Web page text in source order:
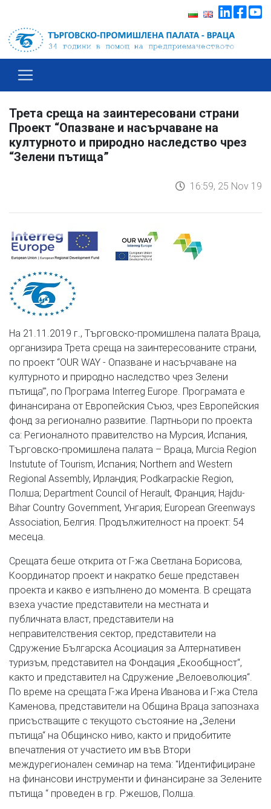
Трета среща на заинтересовани страни
Проект “Опазване и насърчаване на
културното и природно наследство чрез
“Зелени пътища”
16:59, 25 Nov 19
На 21.11.2019 г., Търговско-промишлена палата Враца,
организира Трета среща на заинтересованите страни,
по проект “OUR WAY - Опазване и насърчаване на
културното и природно наследство чрез Зелени
пътища”', по Програма Interreg Europe. Програмата е
финансирана от Европейския Съюз, чрез Европейския
фонд за регионално развитие. Партньори по проекта
са: Регионалното правителство на Мурсия, Испания,
Търговско-промишлена палата – Враца, Murcia Region
Instutute of Tourism, Испания; Northern and Western
Regional Assembly, Ирландия; Podkarpackie Region,
Полша; Department Council of Herault, Франция; Hajdu-
Bihar Country Government, Унгария; European Greenways
Association, Белгия. Продължителност на проект: 54
месеца.
Срещата беше открита от Г-жа Светлана Борисова,
Координатор проект и накратко беше представен
проекта и какво е изпълнено до момента. В срещата
взеха участие представители на местната и
публичната власт, представители на
неправителствения сектор, представители на
Сдружение Българска Асоциация за Алтернативен
туризъм, представител на Фондация „Екообщност“,
както и представител на Сдружение „Велоеволюция“.
По време на срещата Г-жа Ирена Иванова и Г-жа Стела
Каменова, представители на Община Враца запознаха
присъстващите с текущото състояние на „Зелени
пътища“ на Общинско ниво, както и придобитите
впечатления от участието им във Втори
междурегионален семинар на тема: "Идентифициране
на финансови инструменти и финансиране за Зелените
пътища “ проведен в гр. Ржешов, Полша.